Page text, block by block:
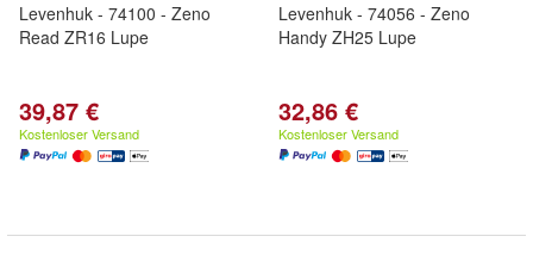
Levenhuk - 74100 - Zeno
Read ZR16 Lupe
39,87 €
Kostenloser Versand
Levenhuk - 74056 - Zeno
Handy ZH25 Lupe
32,86 €
Kostenloser Versand